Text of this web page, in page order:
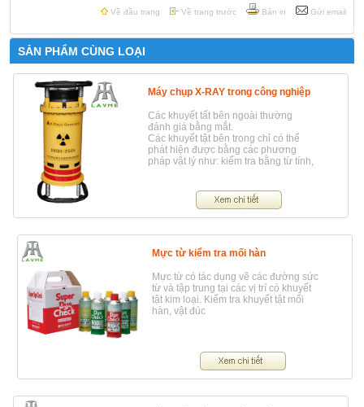
Về đầu trang Về trang trước Bản in Gửi email
SẢN PHẨM CÙNG LOẠI
Máy chụp X-RAY trong công nghiệp
Các khuyết tất bên ngoài thường
đánh giá bằng mắt.
Các khuyết tật bên trong chỉ có thể
phát hiện được bằng các phương
pháp vật lý như: kiểm tra bằng từ tính,
bức xạ ( Radiography) là phương
pháp hữu hiệu nhất hiện nay.
Mực từ kiểm tra mối hàn
Mực từ có tác dụng vẽ các đường sức
từ và tập trung tại các vị trí có khuyết
tật kim loại. Kiểm tra khuyết tật mối
hàn, vật đúc